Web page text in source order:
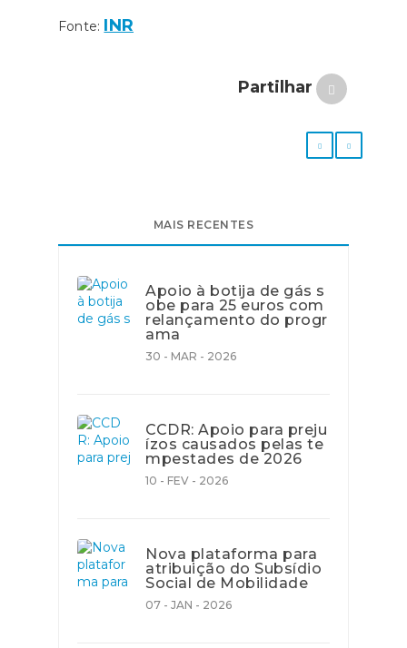
Fonte: INR
Partilhar
MAIS RECENTES
Apoio à botija de gás s
obe para 25 euros com
relançamento do progr
ama
30 - MAR - 2026
CCDR: Apoio para preju
ízos causados pelas te
mpestades de 2026
10 - FEV - 2026
Nova plataforma para
atribuição do Subsídio
Social de Mobilidade
07 - JAN - 2026